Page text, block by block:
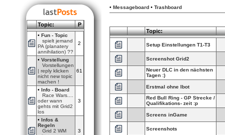
Topic: P
• Fun - Topic
spielt jemand
PA (planatery
annihilation) ??
2
• Vorstellung
Vorstellungen
| reply klicken
nicht new topic
machen !
61
• Info - Board
Race Wars....
oder wann
gehts mit Grid2
los
3
• Infos &
Regeln
Grid 2 WM
3
• Messageboard • Trashboard
Topic:
Setup Einstellungen T1-T3
Screenshot Grid2
Neuer DLC in den nächsten
Tagen :)
Erstmal ohne Ibot
Red Bull Ring - GP Strecke /
Qualifikations- zeit :p
Screens inGame
Screenshots